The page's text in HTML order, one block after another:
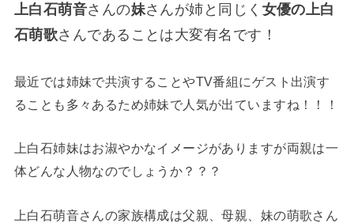
上白石萌音さんの妹さんが姉と同じく 女優の上白
石萌歌さんであることは大変有名です！
最近では姉妹で共演することやTV番組にゲスト出演す
ることも多々あるため姉妹で人気が出ていますね！！！
上白石姉妹はお淑やかなイメージがありますが両親は一
体どんな人物なのでしょうか？？？
上白石萌音さんの家族構成は父親、母親、妹の萌歌さん